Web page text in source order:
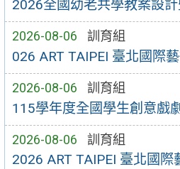
2026全國幼老共學教案設
2026-08-06 訓育組
026 ART TAIPEI 臺北國際
2026-08-06 訓育組
115學年度全國學生創意戲
2026-08-06 訓育組
2026 ART TAIPEI 臺北國際